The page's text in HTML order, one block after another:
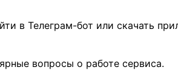
в Телеграм-бот или скачать
вопросы о работе сервиса.